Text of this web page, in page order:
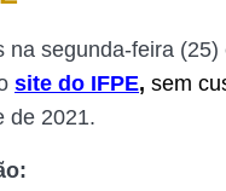
segunda-feira (25)
site do IFPE, sem
de 2021.